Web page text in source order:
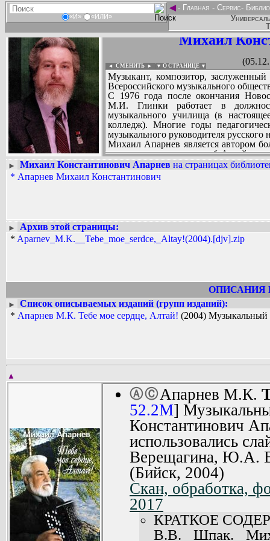
«И» «ИЛИ»
◄- Главная - Сервис-
Михаил
◄ СМЕНИТЬ ► ▼ О СТРАНИЦЕ ▼
Музыкант, композитор,
Всероссийского музыкального
С 1976 года после окончания
М.И. Глинки работает в
музыкального училища (в
колледж). Многие годы
музыкального руководителя
Михаил Апарнев является автором
место занимают песни об
2006 году выпущен сборник песен
- ценное репертуарное пособие для
подарок для почитателей таланта
Михаил Константинович Апарнев
музыки. Он является автором
инструментов, фантазии на тему
только в крае, но и далеко за его
Вадим Ершов...
► Михаил Константинович Апарнев на страницах
* Апарнев Михаил Константинович
►
Архив этой страницы:
* Aparnev_M.K.__Tebe_moe_serdce,_Altay!(2004).[djv].zip
ОПИСАНИЯ
►
Список описываемых изданий (групп изданий):
* Апарнев М.К. Тебе мое сердце, Алтай! (2004) Музыкальный
▲
ⒶⒸАпарнев М.К.
52.2M]
Константинович
использовались
Верещагина, Ю.А.
(Бийск, 2004)
Скан, обработка,
2017
КРАТКОЕ
В.В. Шпак.